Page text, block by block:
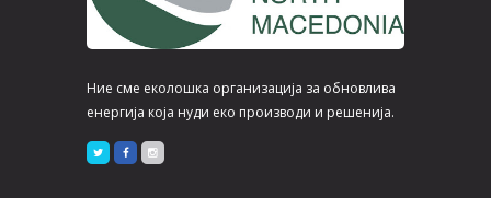
Ние сме еколошка организација за обновлива
енергија која нуди еко производи и решенија.